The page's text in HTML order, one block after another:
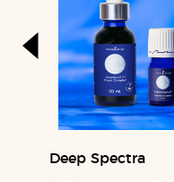
Deep Spectra